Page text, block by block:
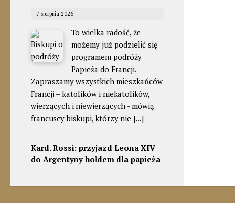
7 sierpnia 2026
To wielka radość, że
możemy już podzielić się
programem podróży
Papieża do Francji.
Zapraszamy wszystkich mieszkańców
Francji – katolików i niekatolików,
wierzących i niewierzących - mówią
francuscy biskupi, którzy nie [...]
Kard. Rossi: przyjazd Leona XIV
do Argentyny hołdem dla papieża